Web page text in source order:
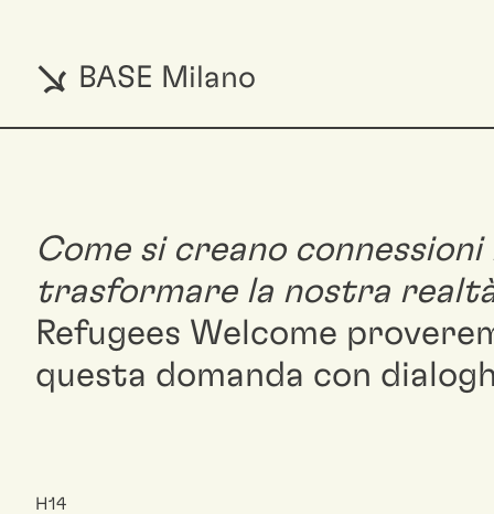
BASE Milano
Come si creano
trasformare la nostra
Refugees Welcome
questa domanda con
H14